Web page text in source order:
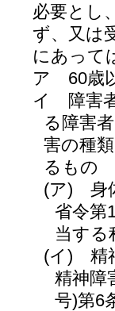
必要とし
ず、又は
にあって
ア
60歳
イ
障害
る障害
害の種
るもの
(ア)
身
省令第
当する
(イ)
精
精神障
号)第6